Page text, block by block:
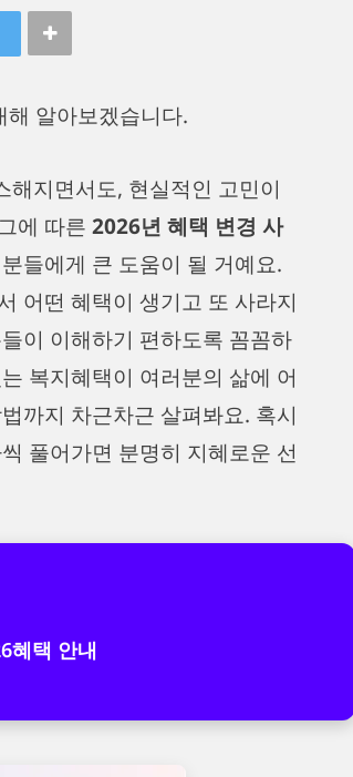
알아보겠습니다.
지면서도, 현실적인 고민이
에 따른 2026년 혜택 변경 사
들에게 큰 도움이 될 거예요.
어떤 혜택이 생기고 또 사라지
이 이해하기 편하도록 꼼꼼하
복지혜택이 여러분의 삶에 어
까지 차근차근 살펴봐요. 혹시
풀어가면 분명히 지혜로운 선
혜택 안내